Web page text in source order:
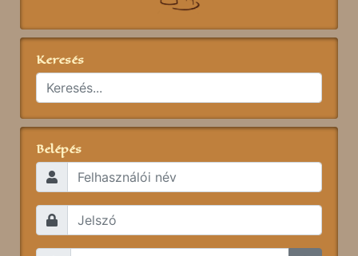
Keresés
Belépés